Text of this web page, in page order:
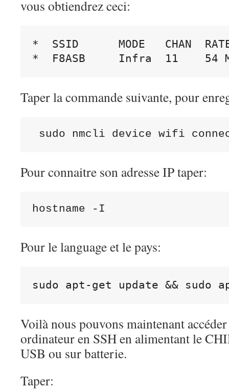
vous obtiendrez ceci:
*
*
F8ASB     Infra  11
Taper la commande suivante, pour
sudo nmcli device wifi
Pour connaitre son adresse IP taper:
hostname -I
Pour le language et le pays:
sudo apt-get update && sudo
Voilà nous pouvons maintenant
ordinateur en SSH en alimentant le
USB ou sur batterie.
Taper: